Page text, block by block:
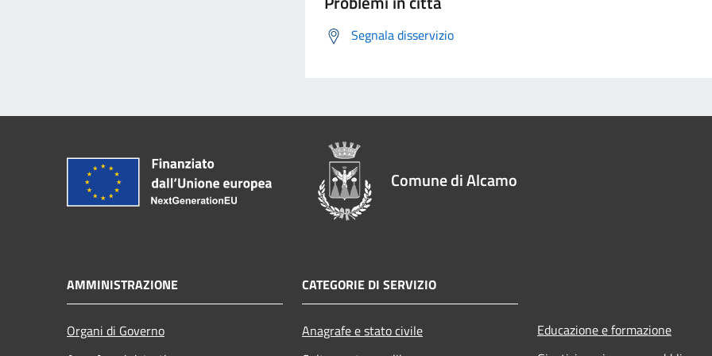
Segnala disservizio
Comune di Alcamo
AMMINISTRAZIONE
Organi di Governo
CATEGORIE DI SERVIZIO
Anagrafe e stato civile
Educazione e formazione